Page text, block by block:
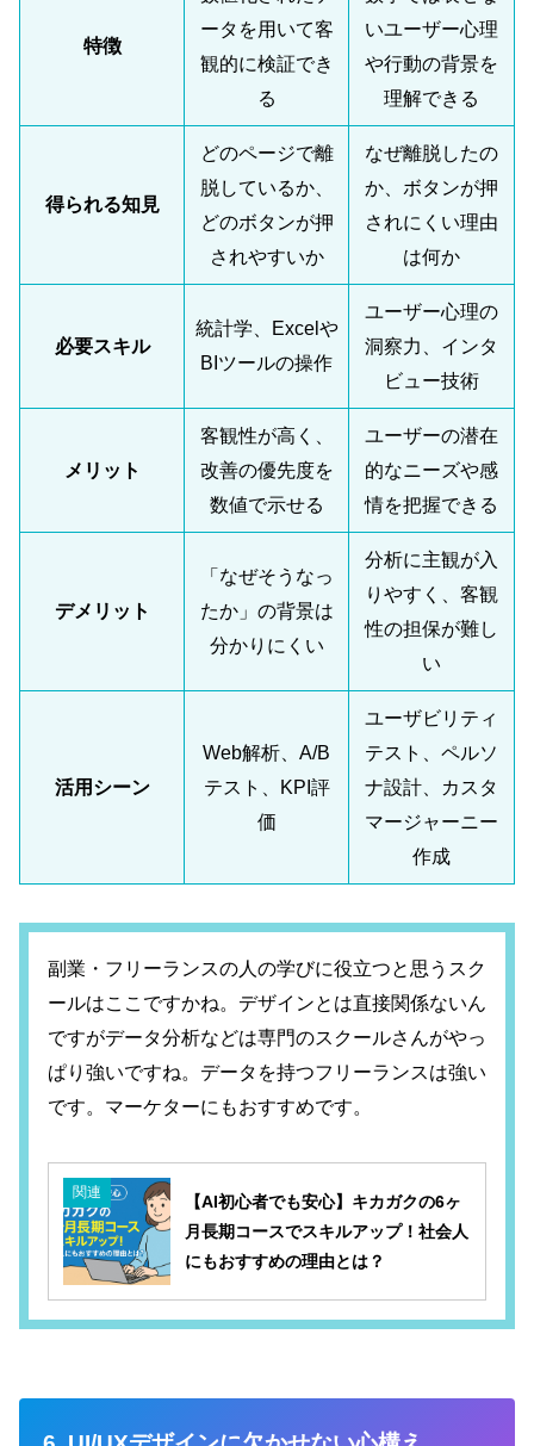
特徴
ータを用いて客
観的に検証でき
る
いユーザー心理
や行動の背景を
理解できる
得られる知見
どのページで離
脱しているか、
どのボタンが押
されやすいか
なぜ離脱したの
か、ボタンが押
されにくい理由
は何か
必要スキル
統計学、Excelや
BIツールの操作
ユーザー心理の
洞察力、インタ
ビュー技術
メリット
客観性が高く、
改善の優先度を
数値で示せる
ユーザーの潜在
的なニーズや感
情を把握できる
デメリット
「なぜそうなっ
たか」の背景は
分かりにくい
分析に主観が入
りやすく、客観
性の担保が難し
い
活用シーン
Web解析、A/B
テスト、KPI評
価
ユーザビリティ
テスト、ペルソ
ナ設計、カスタ
マージャーニー
作成
副業・フリーランスの人の学びに役立つと思うスク
ールはここですかね。デザインとは直接関係ないん
ですがデータ分析などは専門のスクールさんがやっ
ぱり強いですね。データを持つフリーランスは強い
です。マーケターにもおすすめです。
関連
【AI初心者でも安心】キカガクの6ヶ
月長期コースでスキルアップ！社会人
にもおすすめの理由とは？